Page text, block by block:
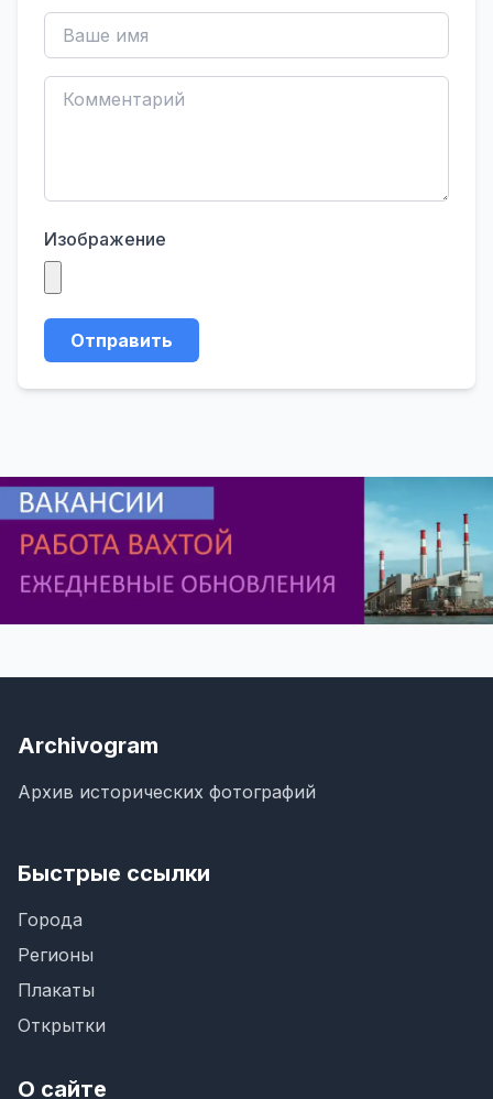
Изображение
Отправить
Archivogram
Архив исторических фотографий
Быстрые ссылки
Города
Регионы
Плакаты
Открытки
О сайте